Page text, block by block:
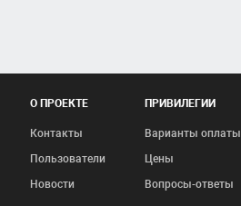
О ПРОЕКТЕ
Контакты
Пользователи
Новости
ПРИВИЛЕГИИ
Варианты оплаты
Цены
Вопросы-ответы